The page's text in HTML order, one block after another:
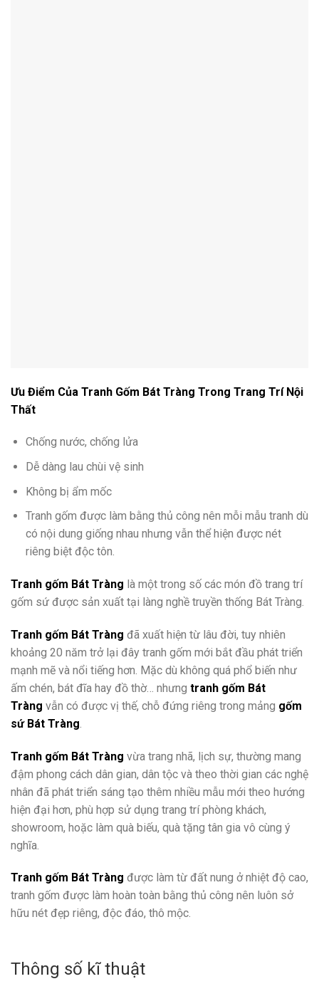
Ưu Điểm Của Tranh Gốm Bát Tràng Trong Trang Trí Nội
Thất
Chống nước, chống lửa
Dễ dàng lau chùi vệ sinh
Không bị ẩm mốc
Tranh gốm được làm bằng thủ công nên mỗi mẫu tranh dù
có nội dung giống nhau nhưng vẫn thể hiện được nét
riêng biệt độc tôn.
Tranh gốm Bát Tràng là một trong số các món đồ trang trí
gốm sứ được sản xuất tại làng nghề truyền thống Bát Tràng.
Tranh gốm Bát Tràng đã xuất hiện từ lâu đời, tuy nhiên
khoảng 20 năm trở lại đây tranh gốm mới bắt đầu phát triển
mạnh mẽ và nổi tiếng hơn. Mặc dù không quá phổ biến như
ấm chén, bát đĩa hay đồ thờ… nhưng tranh gốm Bát
Tràng vẫn có được vị thế, chỗ đứng riêng trong mảng gốm
sứ Bát Tràng
Tranh gốm Bát Tràng vừa trang nhã, lịch sự, thường mang
đậm phong cách dân gian, dân tộc và theo thời gian các nghệ
nhân đã phát triển sáng tạo thêm nhiều mẫu mới theo hướng
hiện đại hơn, phù hợp sử dụng trang trí phòng khách,
showroom, hoặc làm quà biếu, quà tặng tân gia vô cùng ý
nghĩa.
Tranh gốm Bát Tràng được làm từ đất nung ở nhiệt độ cao,
tranh gốm được làm hoàn toàn bằng thủ công nên luôn sở
hữu nét đẹp riêng, độc đáo, thô mộc.
Thông số kĩ thuật